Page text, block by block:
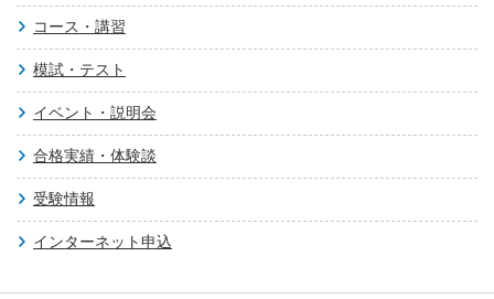
コース・講習
模試・テスト
イベント・説明会
合格実績・体験談
受験情報
インターネット申込